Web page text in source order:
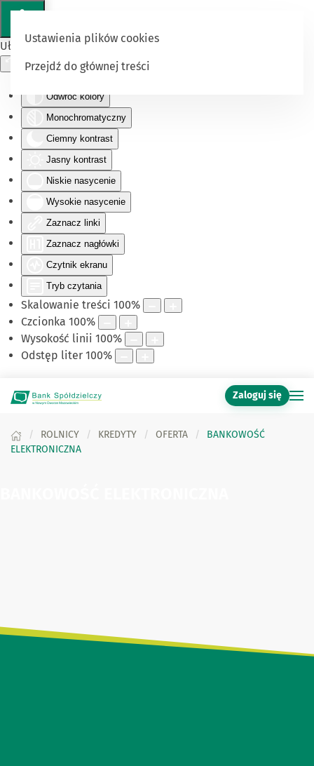
Ułatwienia dostępu
Odwróć kolory
Monochromatyczny
Ciemny kontrast
Jasny kontrast
Niskie nasycenie
Wysokie nasycenie
Zaznacz linki
Zaznacz nagłówki
Czytnik ekranu
Tryb czytania
Skalowanie treści 100%
Czcionka 100%
Wysokość linii 100%
Odstęp liter 100%
Ustawienia plików cookies
Przejdź do głównej treści
Zaloguj się
ROLNICY KREDYTY OFERTA
BANKOWOŚĆ
ELEKTRONICZNA